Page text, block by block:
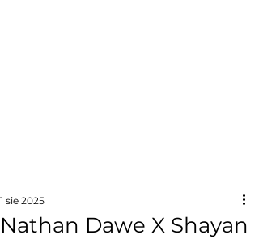
Nathan Dawe X Shayan
1 sie 2025